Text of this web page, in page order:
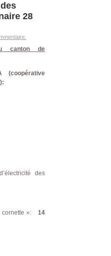
28
canton de
des
cornette »: 14